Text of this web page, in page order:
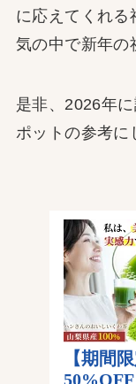
に応えてくれる
気の中で新年の
是非、2026年
ポットの参考に